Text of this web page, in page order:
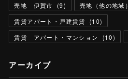
売地 伊賀市
(9) 売地（他の地域）
賃貸アパート・戸建賃貸
(10)
賃貸 アパート・マンション
(10)
アーカイブ